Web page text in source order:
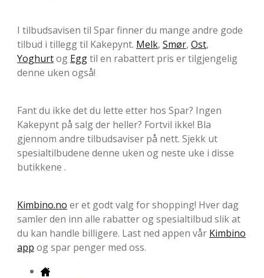
I tilbudsavisen til Spar finner du mange andre gode
tilbud i tillegg til Kakepynt. Melk, Smør, Ost,
Yoghurtog Eggtil en rabattert pris er tilgjengelig
denne uken også!
Fant du ikke det du lette etter hos Spar? Ingen
Kakepynt på salg der heller? Fortvil ikke! Bla
gjennom andre tilbudsaviser på nett. Sjekk ut
spesialtilbudene denne uken og neste uke i disse
butikkene .
Kimbino.no er et godt valg for shopping! Hver dag
samler den inn alle rabatter og spesialtilbud slik at
du kan handle billigere. Last ned appen vår Kimbino
app og spar penger med oss.